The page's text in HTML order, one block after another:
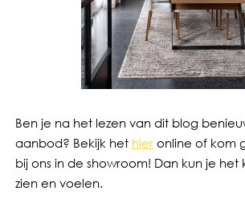
Ben je na het lezen van dit blog
aanbod? Bekijk het hieronline of kom
bij ons in de showroom! Dan kun je het
zien en voelen.